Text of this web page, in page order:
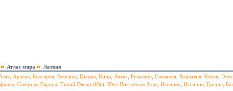
Атлас мира
Латвия
Аравия Болгария Венгрия Греция Кипр Литва Румыния Словакия Хорватия Чехия
Северная Европа Тихий Океан (Юг) Юго-Восточная Азия Испания Испания Греция